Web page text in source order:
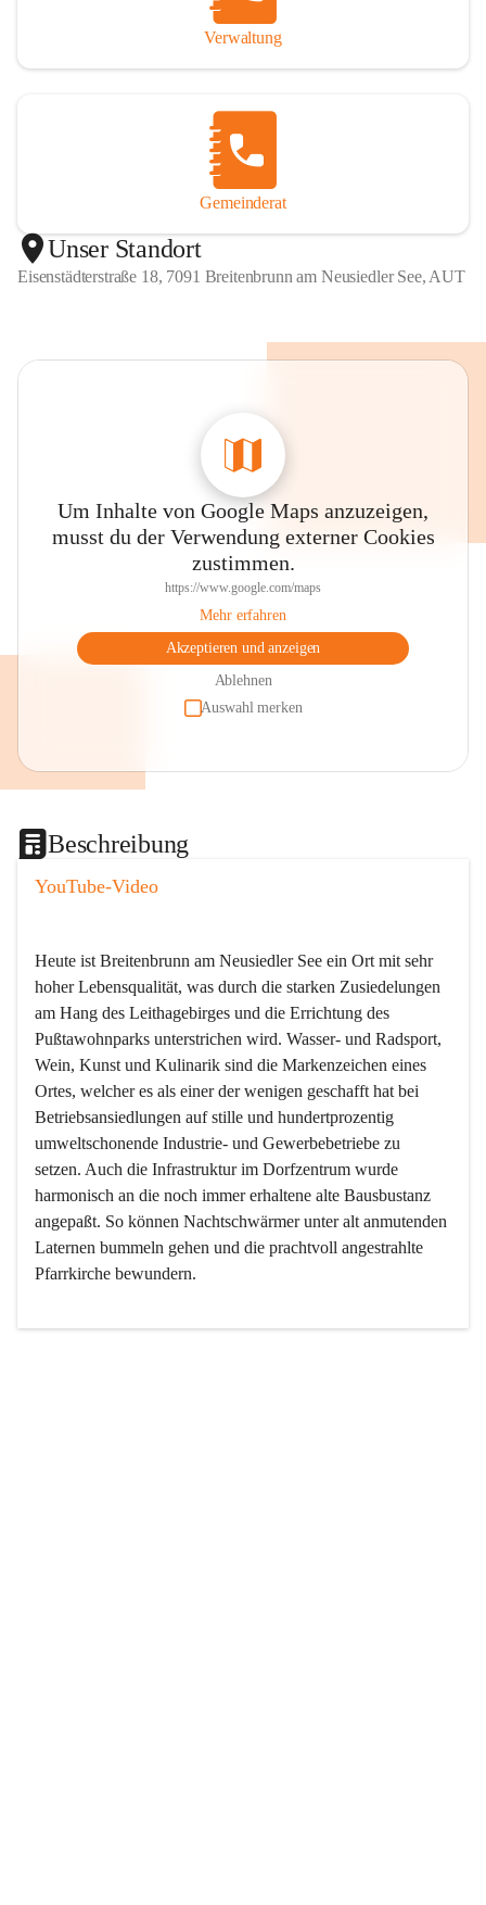
Verwaltung
Gemeinderat
Unser Standort
Eisenstädterstraße 18, 7091 Breitenbrunn am Neusiedler See, AUT
Um Inhalte von Google Maps anzuzeigen,
musst du der Verwendung externer Cookies
zustimmen.
https://www.google.com/maps
Mehr erfahren
Akzeptieren und anzeigen
Ablehnen
Auswahl merken
Beschreibung
YouTube-Video
Heute ist Breitenbrunn am Neusiedler See ein Ort mit sehr
hoher Lebensqualität, was durch die starken Zusiedelungen
am Hang des Leithagebirges und die Errichtung des
Pußtawohnparks unterstrichen wird. Wasser- und Radsport,
Wein, Kunst und Kulinarik sind die Markenzeichen eines
Ortes, welcher es als einer der wenigen geschafft hat bei
Betriebsansiedlungen auf stille und hundertprozentig
umweltschonende Industrie- und Gewerbebetriebe zu
setzen. Auch die Infrastruktur im Dorfzentrum wurde
harmonisch an die noch immer erhaltene alte Bausbustanz
angepaßt. So können Nachtschwärmer unter alt anmutenden
Laternen bummeln gehen und die prachtvoll angestrahlte
Pfarrkirche bewundern.
Der Weinbau dominert heute nicht mehr, ist aber integrativer